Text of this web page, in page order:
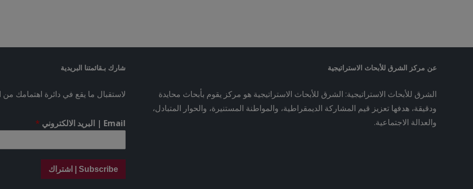
عن مركز الشرق للأبحاث الاستراتيجية
الشرق للأبحاث الاستراتيجية: الشرق للأبحاث الاستراتيجية هو مركز يقوم بأبحاث محايدة
ودقيقة، هدفها تعزيز قيم المشاركة الديمقراطية، والمواطنة المستنيرة، والحوار المتبادل،
والعدالة الاجتماعية.
شارك بـقائمتنا البريدية
لاستقبال ما يقع في دائرة اهتمامك من
Email | البريد الالكتروني *
Subscribe | اشتراك